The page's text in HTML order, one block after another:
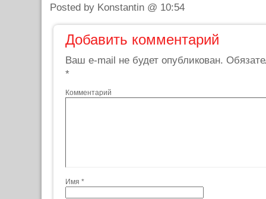
Posted by Konstantin @ 10:54
Добавить комментарий
Ваш e-mail не будет опубликован.
*
Комментарий
Имя *